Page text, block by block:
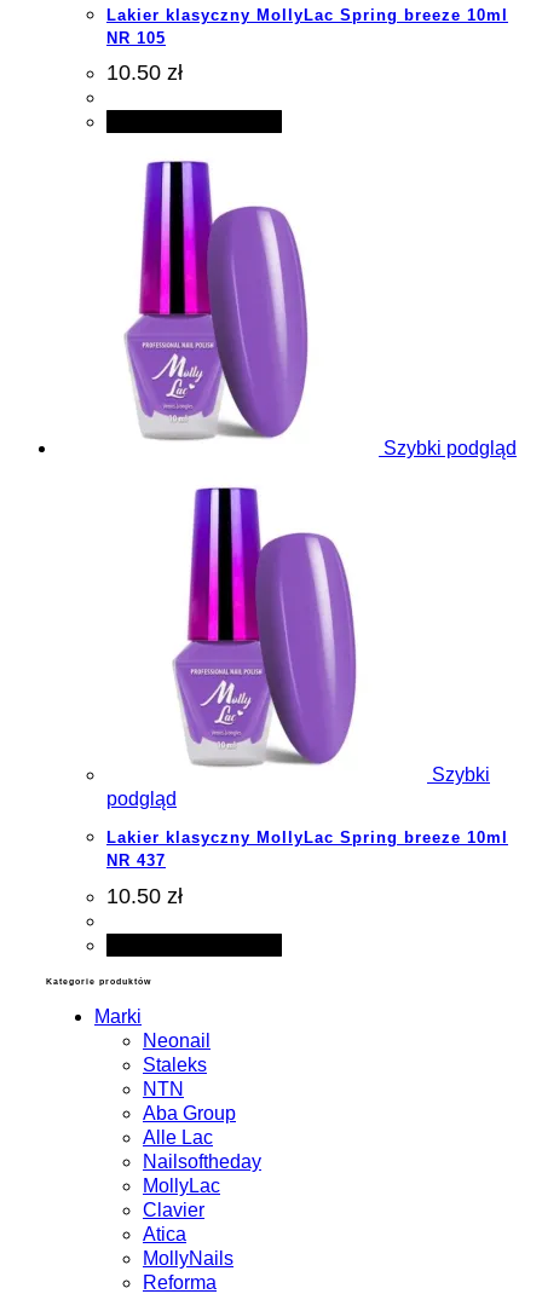
Lakier klasyczny MollyLac Spring breeze 10ml
NR 105
10.50 zł
Szybki podgląd
Szybki
podgląd
Lakier klasyczny MollyLac Spring breeze 10ml
NR 437
10.50 zł
Kategorie produktów
Marki
Neonail
Staleks
NTN
Aba Group
Alle Lac
Nailsoftheday
MollyLac
Clavier
Atica
MollyNails
Reforma